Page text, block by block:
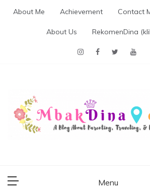
About Me Achievement Contact
About Us RekomenDina
Menu